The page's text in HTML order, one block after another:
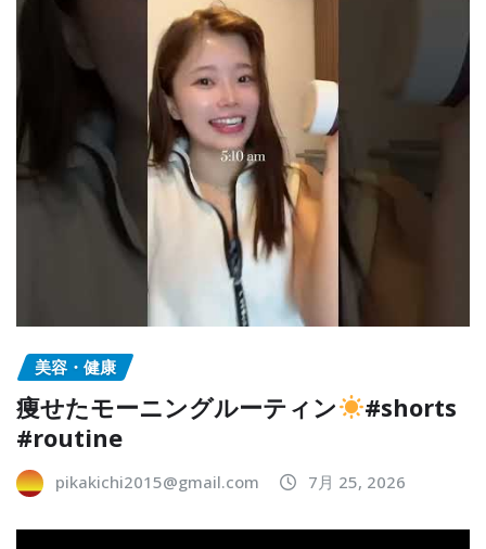
美容・健康
痩せたモーニングルーティン
#shorts
#routine
pikakichi2015@gmail.com 7月 25, 2026